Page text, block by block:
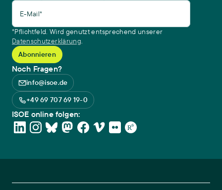
E-Mail*
*Pflichtfeld. Wird genutzt entsprechend unserer
Datenschutzerklärung.
Noch Fragen?
info@isoe.de
+49 69 707 69 19-0
ISOE online folgen: